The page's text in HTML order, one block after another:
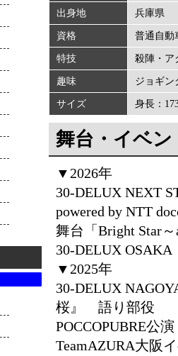
出身地 兵庫県
資格 普通自動
特技 殺陣・ア
趣味 ジョギン
サイズ 身長：
舞台・イベン
▼2026年
30-DELUX NEXT
powered by NTT
舞台「Bright Star
30-DELUX
▼2025年
30-DELUX
桜』 語り部役
POCCOPUBRE公
TeamAZURA大阪